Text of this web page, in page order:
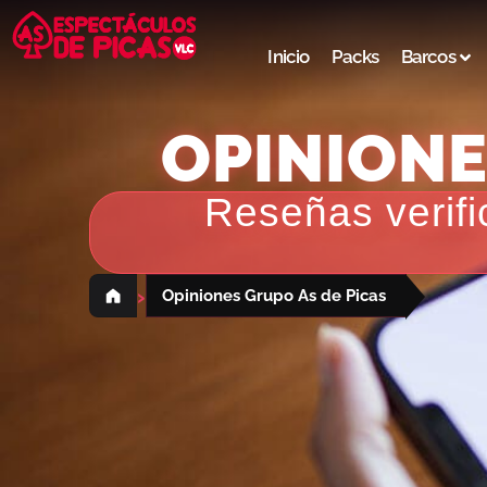
Inicio Packs Barcos
Reseñas
› Opiniones Grupo As de Picas